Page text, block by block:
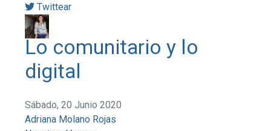
Twittear
Lo comunitario y lo
digital
Sábado, 20 Junio 2020
Adriana Molano Rojas